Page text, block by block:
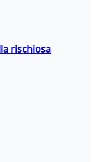
rischiosa